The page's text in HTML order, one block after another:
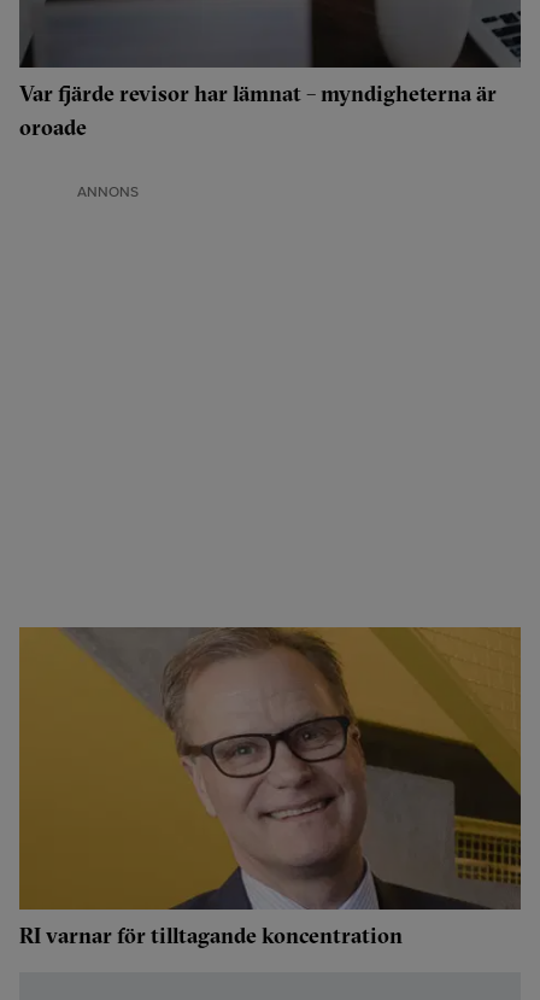
Var fjärde revisor har lämnat – myndigheterna är
oroade
ANNONS
RI varnar för tilltagande koncentration